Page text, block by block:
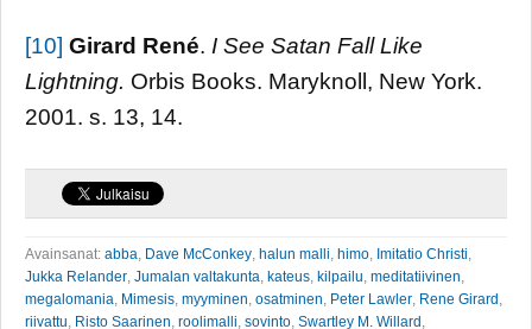
[10] Girard René. I See Satan Fall Like
Lightning. Orbis Books. Maryknoll, New York.
2001. s. 13, 14.
Avainsanat: abba, Dave McConkey, halun malli, himo, Imitatio Christi,
Jukka Relander, Jumalan valtakunta, kateus, kilpailu, meditatiivinen,
megalomania, Mimesis, myyminen, osatminen, Peter Lawler, Rene Girard ,
riivattu, Risto Saarinen, roolimalli, sovinto, Swartley M. Willard ,